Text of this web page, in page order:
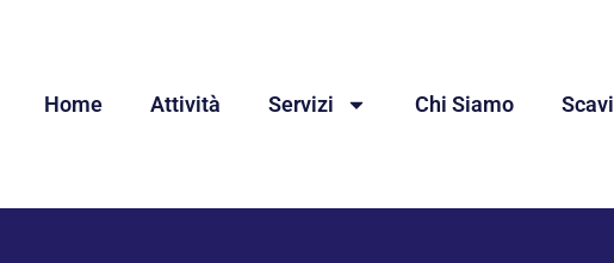
Home Attività Servizi Chi Siamo Scavi